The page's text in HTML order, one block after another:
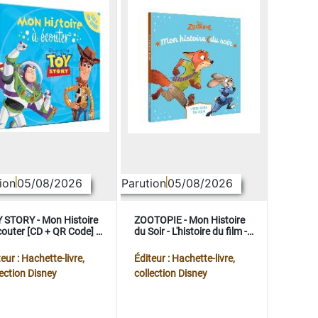
05/08/2026
STORY - Mon Histoire
[CD + QR Code] -
: Hachette-livre,
Disney
Parution05/08/2026
ZOOTOPIE - Mon Histoire
du Soir - L'histoire du film -
Éditeur : Hachette-livre,
collection Disney